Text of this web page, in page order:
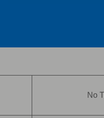
No